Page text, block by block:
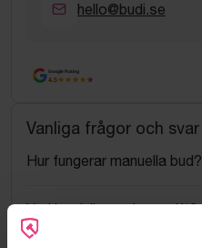
hello@budi.se
Google Rating
4.5
Vanliga frågor och svar
Hur fungerar manuella bud?
Vad innebär serviceavgift?